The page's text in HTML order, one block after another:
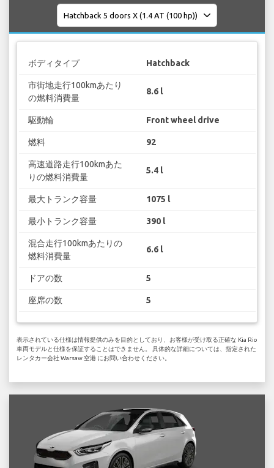
ボディタイプ Hatchback
市街地走行100kmあたり
の燃料消費量
8.6 l
駆動輪 Front wheel drive
燃料 92
高速道路走行100kmあた
りの燃料消費量
5.4 l
最大トランク容量 1075 l
最小トランク容量 390 l
混合走行100kmあたりの
燃料消費量
6.6 l
ドアの数 5
座席の数 5
表示されている仕様は情報提供のみを目的としており、お客様が受け取る正確な Kia Rio
車両モデルと仕様を保証することはできません。 具体的な詳細については、指定された
レンタカー会社 Warsaw 空港 にお問い合わせください。